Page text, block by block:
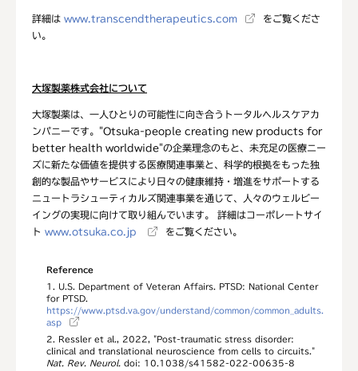
詳細は www.transcendtherapeutics.com
をご覧くださ
い。
大塚製薬株式会社について
大塚製薬は、一人ひとりの可能性に向き合うトータルヘルスケアカ
ンパニーです。"Otsuka-people creating new products for
better health worldwide"の企業理念のもと、未充足の医療ニー
ズに新たな価値を提供する医療関連事業と、科学的根拠をもった独
創的な製品やサービスにより日々の健康維持・増進をサポートする
ニュートラシューティカルズ関連事業を通じて、人々のウェルビー
イングの実現に向けて取り組んでいます。 詳細はコーポレートサイ
ト www.otsuka.co.jp をご覧ください。
Reference
1. U.S. Department of Veteran Affairs. PTSD: National Center
for PTSD.
https://www.ptsd.va.gov/understand/common/common_adults.
asp
2. Ressler et al., 2022, "Post-traumatic stress disorder:
clinical and translational neuroscience from cells to circuits."
Nat. Rev. Neurol. doi: 10.1038/s41582-022-00635-8